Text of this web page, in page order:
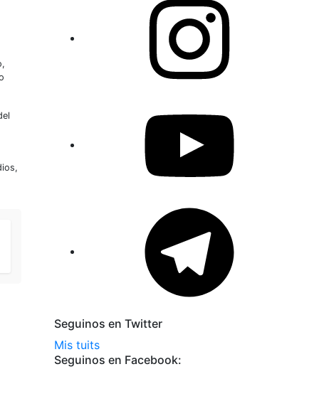
Seguinos en Twitter
Mis tuits
Seguinos en Facebook: